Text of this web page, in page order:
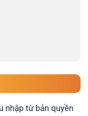
nhập từ bản quyền